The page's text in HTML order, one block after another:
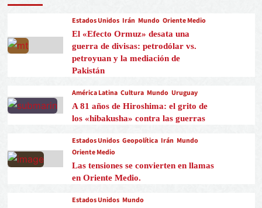
Estados Unidos Irán Mundo Oriente Medio
El «Efecto Ormuz» desata una
guerra de divisas: petrodólar vs.
petroyuan y la mediación de
Pakistán
América Latina Cultura Mundo Uruguay
A 81 años de Hiroshima: el grito de
los «hibakusha» contra las guerras
Estados Unidos Geopolítica Irán Mundo
Oriente Medio
Las tensiones se convierten en llamas
en Oriente Medio.
Estados Unidos Mundo